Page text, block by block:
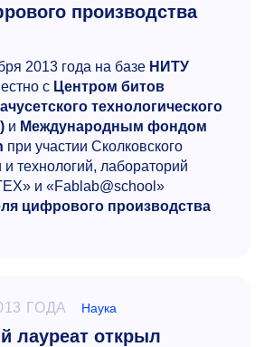
производства
2013 года на базе НИТУ
с Центром битов
технологического
и Международным фондом
при участии Сколковского
и технологий, лабораторий
и «Fablab@school»
цифрового производства
ГОДА Наука
лауреат открыл